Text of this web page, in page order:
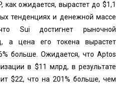
как ожидается, вырастет до $1,1
тенденциях и денежной массе
Sui достигнет рыночной
а цена его токена вырастет
больше. Ожидается, что Aptos
в $11 млрд, в результате
$22, что на 201% больше, чем